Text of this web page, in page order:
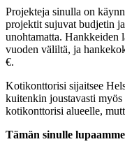
Projekteja sinulla on
projektit sujuvat budjetin
unohtamatta. Hankkeiden
vuoden väliltä, ja
€.
Kotikonttorisi sijaitsee
kuitenkin joustavasti
kotikonttorisi alueelle,
Tämän sinulle lupaamme